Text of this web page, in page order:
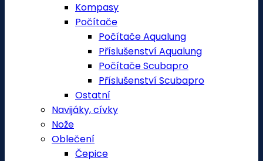
Kompasy
Počítače
Počítače Aqualung
Příslušenství Aqualung
Počítače Scubapro
Příslušenství Scubapro
Ostatní
Navijáky, cívky
Nože
Oblečení
Čepice